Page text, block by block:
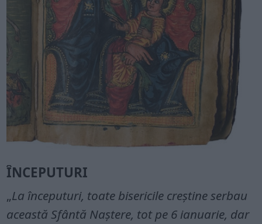
ÎNCEPUTURI
„La începuturi, toate bisericile creștine serbau
această Sfântă Naștere, tot pe 6 ianuarie, dar